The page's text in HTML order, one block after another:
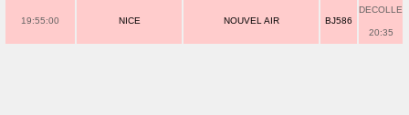
19:55:00 NICE NOUVEL AIR BJ586
DECOLLE
20:35